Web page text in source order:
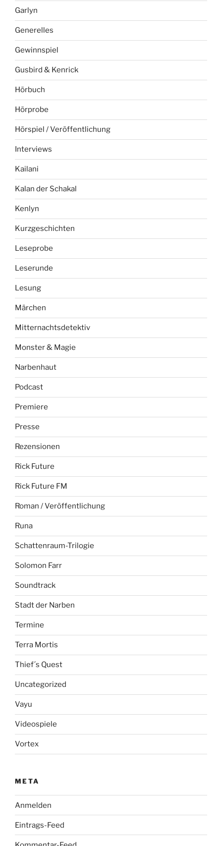
Garlyn
Generelles
Gewinnspiel
Gusbird & Kenrick
Hörbuch
Hörprobe
Hörspiel / Veröffentlichung
Interviews
Kailani
Kalan der Schakal
Kenlyn
Kurzgeschichten
Leseprobe
Leserunde
Lesung
Märchen
Mitternachtsdetektiv
Monster & Magie
Narbenhaut
Podcast
Premiere
Presse
Rezensionen
Rick Future
Rick Future FM
Roman / Veröffentlichung
Runa
Schattenraum-Trilogie
Solomon Farr
Soundtrack
Stadt der Narben
Termine
Terra Mortis
Thief´s Quest
Uncategorized
Vayu
Videospiele
Vortex
META
Anmelden
Eintrags-Feed